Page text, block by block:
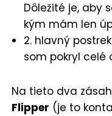
Dôležité je, aby
kým mám len
2. hlavný
som pokryl celé
Na tieto dva
Flipper (je to